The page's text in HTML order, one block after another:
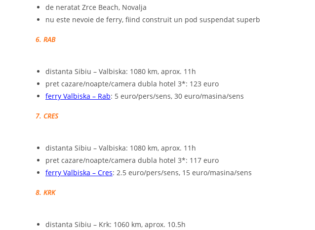
de neratat Zrce Beach, Novalja
nu este nevoie de ferry, fiind construit un pod suspendat superb
6. RAB
distanta Sibiu – Valbiska: 1080 km, aprox. 11h
pret cazare/noapte/camera dubla hotel 3*: 123 euro
ferry Valbiska – Rab: 5 euro/pers/sens, 30 euro/masina/sens
7. CRES
distanta Sibiu – Valbiska: 1080 km, aprox. 11h
pret cazare/noapte/camera dubla hotel 3*: 117 euro
ferry Valbiska – Cres: 2.5 euro/pers/sens, 15 euro/masina/sens
8. KRK
distanta Sibiu – Krk: 1060 km, aprox. 10.5h